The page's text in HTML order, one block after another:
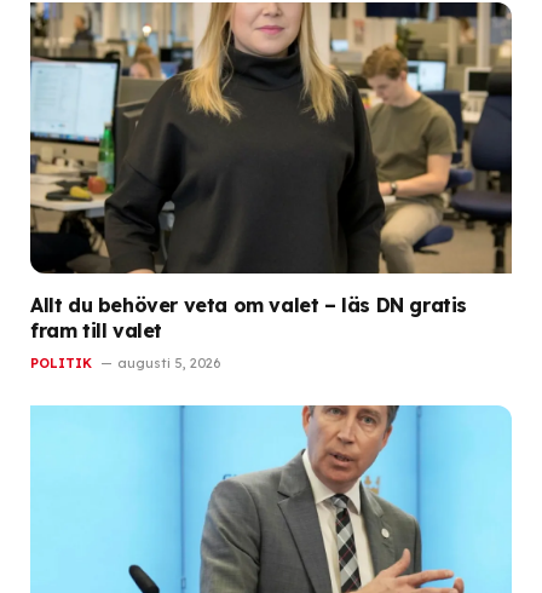
Allt du behöver veta om valet – läs DN gratis
fram till valet
POLITIK augusti 5, 2026